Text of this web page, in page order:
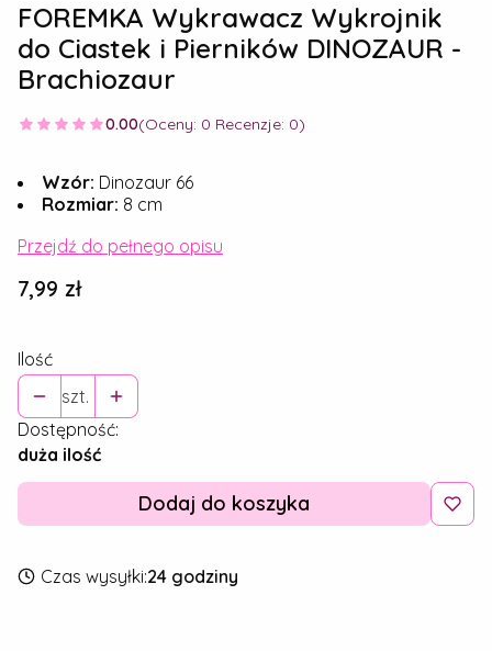
FOREMKA Wykrawacz Wykrojnik
do Ciastek i Pierników DINOZAUR -
Brachiozaur
0.00(Oceny: 0 Recenzje: 0)
Wzór: Dinozaur 66
Rozmiar: 8 cm
Przejdź do pełnego opisu
Cena
7,99 zł
Ilość
szt.
Dostępność:
duża ilość
Dodaj do koszyka
Czas wysyłki:24 godziny